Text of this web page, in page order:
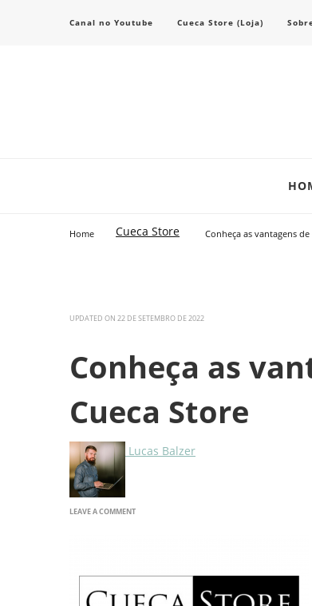
Canal no Youtube Cueca Store (Loja)
Home Cueca Store Conheça as vantagens
UPDATED ON 22 DE SETEMBRO DE 2022
Conheça as
Cueca Store
Lucas Balzer
LEAVE A COMMENTON
COMPRAR
CUECA